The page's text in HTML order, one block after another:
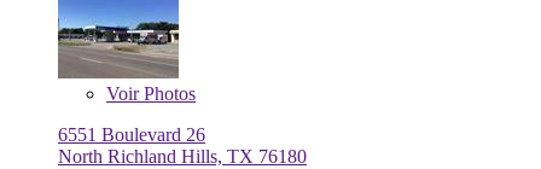
VoirPhotos
6551 Boulevard 26
North Richland Hills, TX 76180